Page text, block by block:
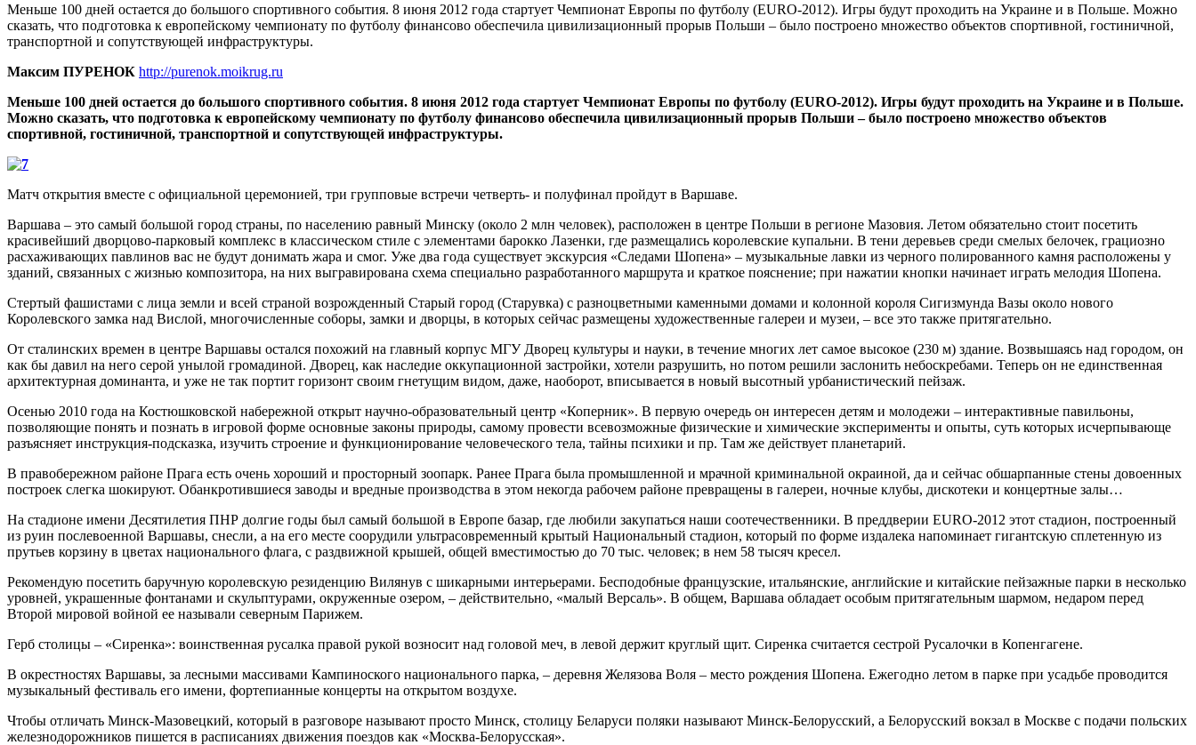
Меньше 100 дней остается до большого спортивного события. 8 июня 2012 года стартует Чемпионат Европы по футболу (EURO-2012). Игры будут проходить на Украине и в Польше. Можно
сказать, что подготовка к европейскому чемпионату по футболу финансово обеспечила цивилизационный прорыв Польши – было построе­но множество объектов спортивной, гостиничной,
транспортной и сопутствующей инфраструктуры.
Максим ПУРЕНОК http://purenok.moikrug.ru
Меньше 100 дней остается до большого спортивного события. 8 июня 2012 года стартует Чемпионат Европы по футболу (EURO-2012). Игры будут проходить на Украине и в Польше.
Можно сказать, что подготовка к европейскому чемпионату по футболу финансово обеспечила цивилизационный прорыв Польши – было построе­но множество объектов
спортивной, гостиничной, транспортной и сопутствующей инфраструктуры.
Матч открытия вместе с официальной церемонией, три групповые встречи четверть- и полуфинал пройдут в Варшаве.
Варшава – это самый большой город страны, по населению равный Минску (около 2 млн человек), расположен в центре Польши в регионе Мазовия. Летом обязательно стоит посетить
красивейший дворцово-парковый комплекс в классическом стиле с элементами барокко Лазенки, где размещались королевские купальни. В тени деревьев среди смелых белочек, грациозно
расхаживающих павлинов вас не будут донимать жара и смог. Уже два года существует экскурсия «Следами Шопена» – музыкальные лавки из черного полированного камня расположены у
зданий, связанных с жизнью композитора, на них выгравирована схема специально разработанного маршрута и краткое пояснение; при нажатии кнопки начинает играть мелодия Шопена.
Стертый фашистами с лица земли и всей страной возрожденный Старый город (Старувка) с разноцветными каменными домами и колонной короля Сигизмунда Вазы около нового
Королевского замка над Вислой, многочисленные соборы, замки и дворцы, в которых сейчас размещены художественные галереи и музеи, – все это также притягательно.
От сталинских времен в центре Варшавы остался похожий на главный корпус МГУ Дворец культуры и науки, в течение многих лет самое высокое (230 м) здание. Возвышаясь над городом, он
как бы давил на него серой унылой громадиной. Дворец, как наследие оккупационной застройки, хотели разрушить, но потом решили заслонить небоскребами. Теперь он не единственная
архитектурная доминанта, и уже не так портит горизонт своим гнетущим видом, даже, наоборот, вписывается в новый высотный урбанистический пейзаж.
Осенью 2010 года на Костюшковской набережной открыт научно-образовательный центр «Коперник». В первую очередь он интересен детям и молодежи – интерактивные павильоны,
позволяющие понять и познать в игровой форме основные законы природы, самому провести всевозможные физические и химические эксперименты и опыты, суть которых исчерпывающе
разъясняет инструкция-подсказка, изучить строение и функционирование человеческого тела, тайны психики и пр. Там же действует планетарий.
В правобережном районе Прага есть очень хороший и просторный зоо­парк. Ранее Прага была промышленной и мрачной криминальной окраиной, да и сейчас обшарпанные стены довоенных
построек слегка шокируют. Обанкротившиеся заводы и вредные производства в этом некогда рабочем районе превращены в галереи, ночные клубы, дискотеки и концертные залы…
На стадионе имени Десятилетия ПНР долгие годы был самый большой в Европе базар, где любили закупаться наши соотечественники. В преддверии EURO-2012 этот стадион, построенный
из руин послевоенной Варшавы, снесли, а на его месте соорудили ультрасовременный крытый Национальный стадион, который по форме издалека напоминает гигантскую сплетенную из
прутьев корзину в цветах национального флага, с раздвижной крышей, общей вместимостью до 70 тыс. человек; в нем 58 тысяч кресел.
Рекомендую посетить баручную королевскую резиденцию Вилянув с шикарными интерьерами. Бесподобные французские, итальянские, английские и китайские пейзажные парки в несколько
уровней, украшенные фонтанами и скульптурами, окруженные озером, – действительно, «малый Версаль». В общем, Варшава обладает особым притягательным шармом, недаром перед
Второй мировой войной ее называли северным Парижем.
Герб столицы – «Сиренка»: воинственная русалка правой рукой возносит над головой меч, в левой держит круглый щит. Сиренка считается сестрой Русалочки в Копенгагене.
В окрестностях Варшавы, за лесными массивами Кампиноского национального парка, – деревня Желязова Воля – место рождения Шопена. Ежегодно летом в парке при усадьбе проводится
музыкальный фестиваль его имени, фортепианные концерты на открытом воздухе.
Чтобы отличать Минск-Мазовецкий, который в разговоре называют просто Минск, столицу Беларуси поляки называют Минск-Белорусский, а Белорусский вокзал в Москве с подачи польских
железнодорожников пишется в расписаниях движения поездов как «Москва-Белорусская».